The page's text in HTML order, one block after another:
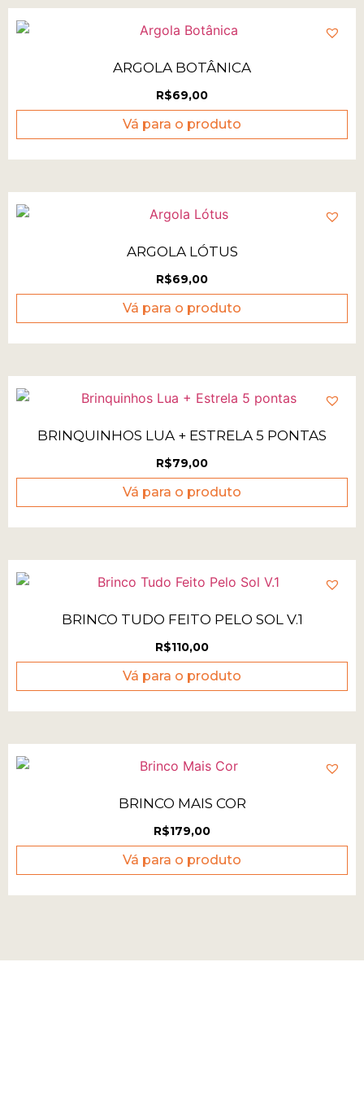
ARGOLA BOTÂNICA
R$69,00
Vá para o produto
ARGOLA LÓTUS
R$69,00
Vá para o produto
BRINQUINHOS LUA + ESTRELA 5 PONTAS
R$79,00
Vá para o produto
BRINCO TUDO FEITO PELO SOL V.1
R$110,00
Vá para o produto
BRINCO MAIS COR
R$179,00
Vá para o produto